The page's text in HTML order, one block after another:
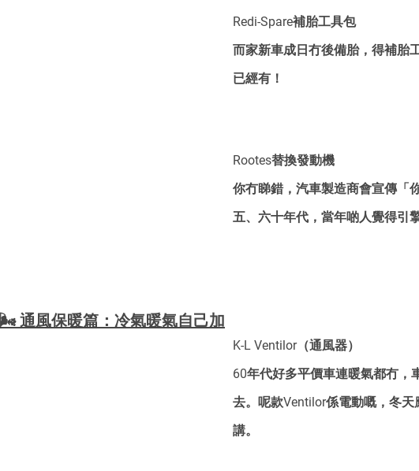
Redi-Spare補胎工具包
而家新車成日冇後備胎，得補胎
已經有！
Rootes替換發動機
你冇睇錯，汽車製造商會宣傳「
五、六十年代，當年啲人覺得引
🌬️ 通風保暖篇：冷氣暖氣自己加
K-L Ventilor（通風器）
60年代好多平價車連暖氣都冇，
去。呢款Ventilor係電動嘅，冬
講。